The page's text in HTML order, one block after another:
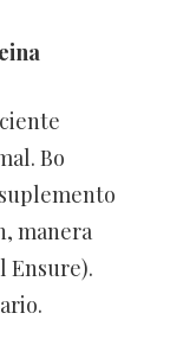
Bo
manera
Ensure).